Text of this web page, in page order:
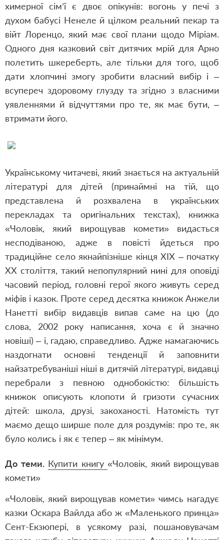
химерної сім’ї є двоє опікунів: вогонь у печі з
духом бабусі Ненеле й цілком реальний пекар та
війт Лоренцо, який має свої плани щодо Міріам.
Одного дня казковий світ дитячих мрій для Арно
полетить шкереберть, але тільки для того, щоб
дати хлопчині змогу зробити власний вибір і –
всупереч здоровому глузду та згідно з власними
уявленнями й відчуттями про те, як має бути, –
втримати його.
Українському читачеві, який знається на актуальній
літературі для дітей (принаймні на тій, що
представлена й розхвалена в українських
перекладах та оригінальних текстах), книжка
«Чоловік, який вирощував комети» видасться
несподіваною, адже в повісті йдеться про
традиційне село якнайпізніше кінця ХІХ – початку
ХХ століття, такий непопулярний нині для оповіді
часовий період, головні герої якого живуть серед
міфів і казок. Проте серед десятка книжок Анжели
Нанетті вибір видавців випав саме на цю (до
слова, 2002 року написання, хоча є й значно
новіші) – і, гадаю, справедливо. Адже намагаючись
наздогнати основні тенденції й заповнити
найзатребуваніші ніші в дитячій літературі, видавці
перебрали з певною однобокістю: більшість
книжок описують клопоти й гризоти сучасних
дітей: школа, друзі, закоханості. Натомість тут
маємо дещо ширше поле для роздумів: про те, як
було колись і як є тепер – як мінімум.
До теми. Купити книгу «Чоловік, який вирощував
комети»
«Чоловік, який вирощував комети» чимсь нагадує
казки Оскара Вайлда або ж «Маленького принца»
Сент-Екзюпері, в усякому разі, пошановувачам